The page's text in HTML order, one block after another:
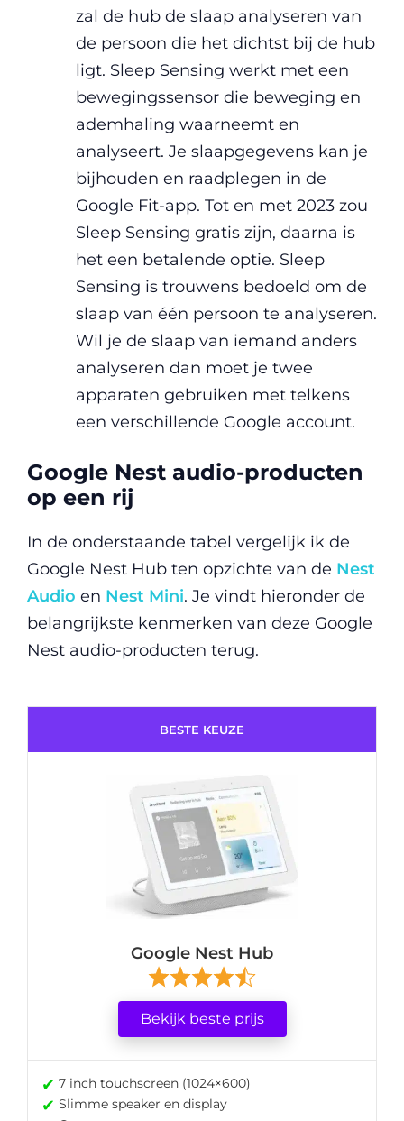
zal de hub de slaap analyseren van
de persoon die het dichtst bij de hub
ligt. Sleep Sensing werkt met een
bewegingssensor die beweging en
ademhaling waarneemt en
analyseert. Je slaapgegevens kan je
bijhouden en raadplegen in de
Google Fit-app. Tot en met 2023 zou
Sleep Sensing gratis zijn, daarna is
het een betalende optie. Sleep
Sensing is trouwens bedoeld om de
slaap van één persoon te analyseren.
Wil je de slaap van iemand anders
analyseren dan moet je twee
apparaten gebruiken met telkens
een verschillende Google account.
Google Nest audio-producten
op een rij
In de onderstaande tabel vergelijk ik de
Google Nest Hub ten opzichte van de Nest
Audio en Nest Mini. Je vindt hieronder de
belangrijkste kenmerken van deze Google
Nest audio-producten terug.
BESTE KEUZE
Google Nest Hub
Bekijk beste prijs
✔ 7 inch touchscreen (1024×600)
✔ Slimme speaker en display